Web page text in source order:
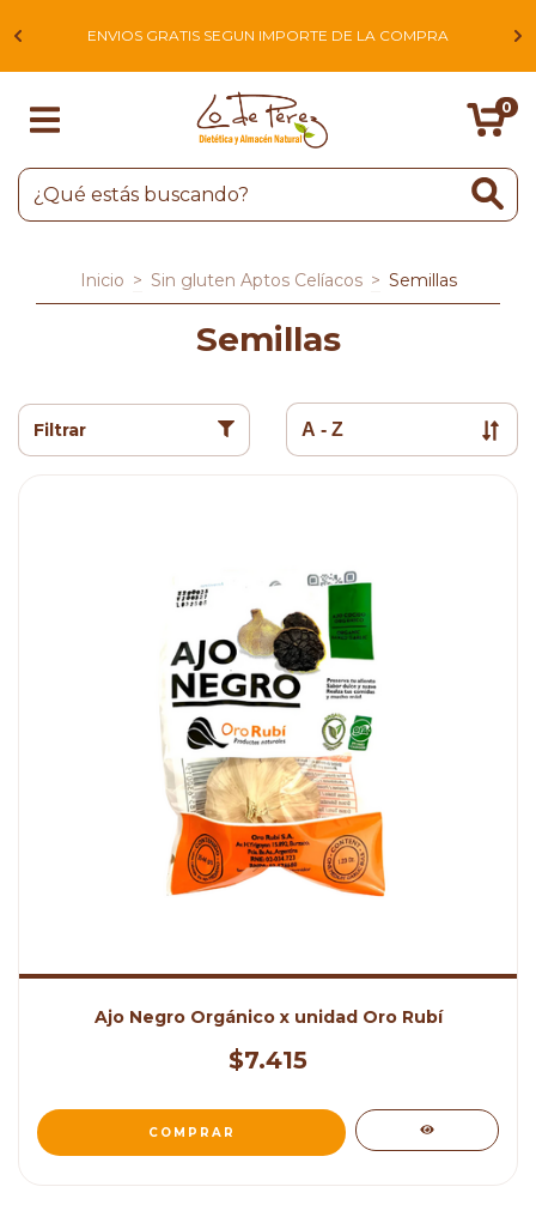
ENVIOS GRATIS SEGUN IMPORTE DE LA COMPRA
0
Inicio > Sin gluten Aptos Celíacos > Semillas
Semillas
Filtrar
Ajo Negro Orgánico x unidad Oro Rubí
$7.415